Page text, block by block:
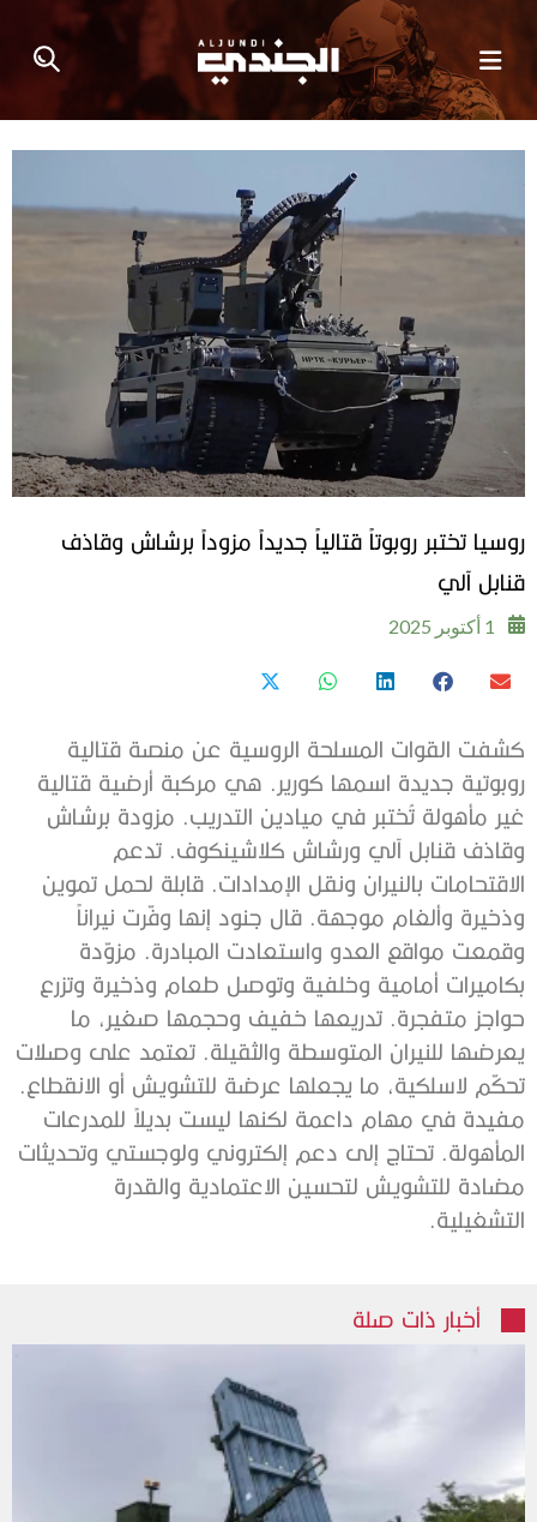
روسيا تختبر روبوتاً قتالياً جديداً مزوداً برشاش وقاذف
قنابل آلي
1 أكتوبر 2025
كشفت القوات المسلحة الروسية عن منصة قتالية
روبوتية جديدة اسمها كورير. هي مركبة أرضية قتالية
غير مأهولة تُختبر في ميادين التدريب. مزودة برشاش
وقاذف قنابل آلي ورشاش كلاشينكوف. تدعم
الاقتحامات بالنيران ونقل الإمدادات. قابلة لحمل تموين
وذخيرة وألغام موجهة. قال جنود إنها وفّرت نيراناً
وقمعت مواقع العدو واستعادت المبادرة. مزوّدة
بكاميرات أمامية وخلفية وتوصل طعام وذخيرة وتزرع
حواجز متفجرة. تدريعها خفيف وحجمها صغير، ما
يعرضها للنيران المتوسطة والثقيلة. تعتمد على وصلات
تحكّم لاسلكية، ما يجعلها عرضة للتشويش أو الانقطاع.
مفيدة في مهام داعمة لكنها ليست بديلاً للمدرعات
المأهولة. تحتاج إلى دعم إلكتروني ولوجستي وتحديثات
مضادة للتشويش لتحسين الاعتمادية والقدرة
التشغيلية.
أخبار ذات صلة